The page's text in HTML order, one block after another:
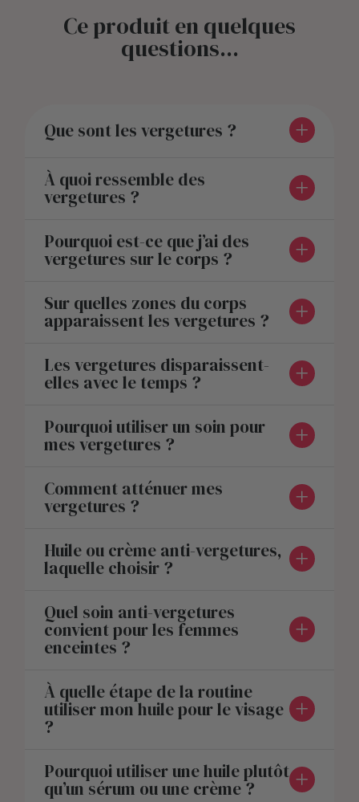
Ce produit en quelques
questions...
Que sont les vergetures ?
À quoi ressemble des
vergetures ?
Pourquoi est-ce que j’ai des
vergetures sur le corps ?
Sur quelles zones du corps
apparaissent les vergetures ?
Les vergetures disparaissent-
elles avec le temps ?
Pourquoi utiliser un soin pour
mes vergetures ?
Comment atténuer mes
vergetures ?
Huile ou crème anti-vergetures,
laquelle choisir ?
Quel soin anti-vergetures
convient pour les femmes
enceintes ?
À quelle étape de la routine
utiliser mon huile pour le visage
?
Pourquoi utiliser une huile plutôt
qu’un sérum ou une crème ?